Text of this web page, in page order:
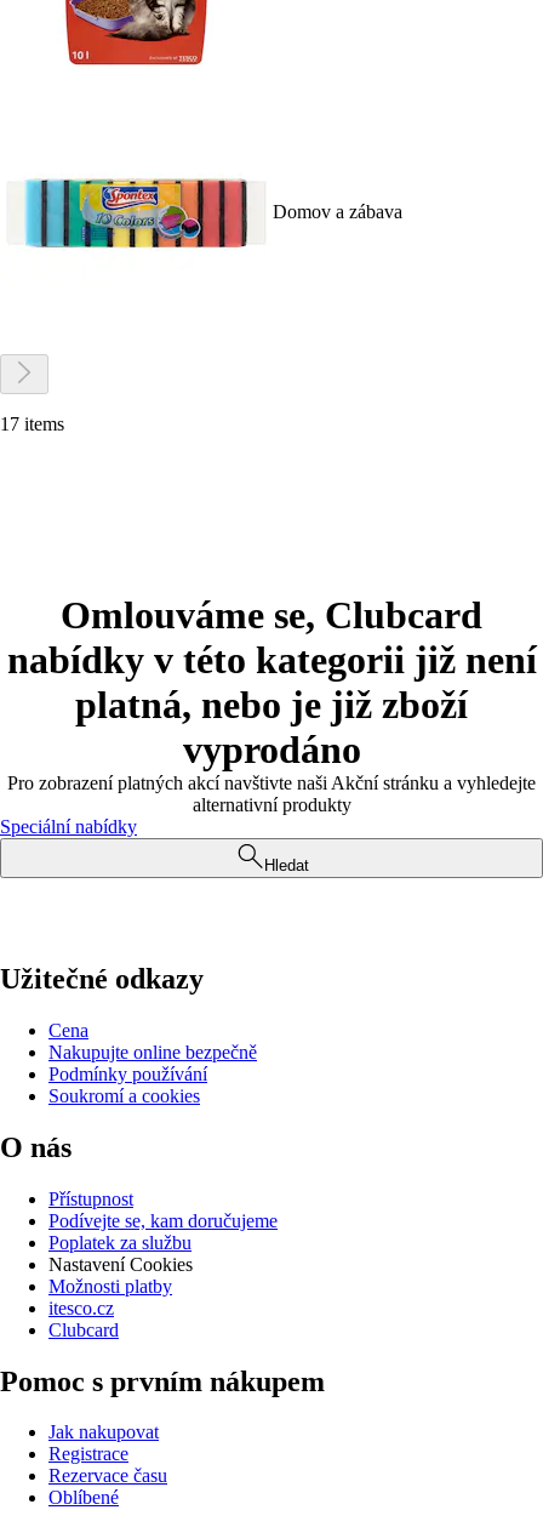
Domov a zábava
17 items
Omlouváme se, Clubcard
nabídky v této kategorii již není
platná, nebo je již zboží
vyprodáno
Pro zobrazení platných akcí navštivte naši Akční stránku a vyhledejte
alternativní produkty
Speciální nabídky
Hledat
Užitečné odkazy
Cena
Nakupujte online bezpečně
Podmínky používání
Soukromí a cookies
O nás
Přístupnost
Podívejte se, kam doručujeme
Poplatek za službu
Nastavení Cookies
Možnosti platby
itesco.cz
Clubcard
Pomoc s prvním nákupem
Jak nakupovat
Registrace
Rezervace času
Oblíbené